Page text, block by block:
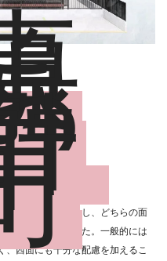
る立地条件を活かし、どちらの面
インを心がけました。一般的には
、西面にも十分な配慮を加えるこ